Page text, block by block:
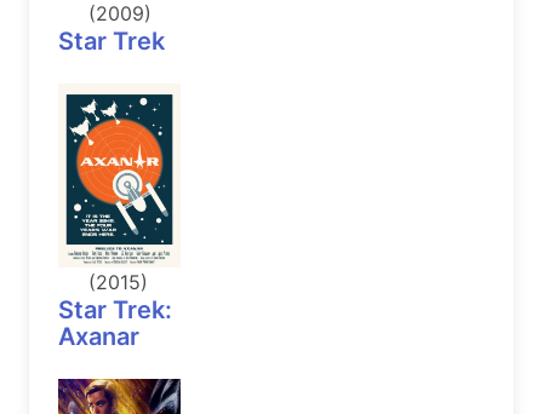
(2009)
Star Trek
(2015)
Star Trek:
Axanar